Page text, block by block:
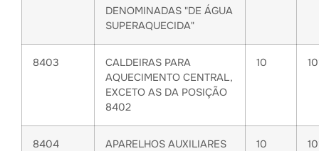
DENOMINADAS "DE ÁGUA
SUPERAQUECIDA"
8403
CALDEIRAS PARA
AQUECIMENTO CENTRAL,
EXCETO AS DA POSIÇÃO
8402
10
8404
APARELHOS AUXILIARES
10